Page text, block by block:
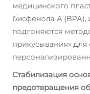
медицинского
бисфенола А (BPA),
подгоняются
прикусывания»
Стабилизация
предотвращения